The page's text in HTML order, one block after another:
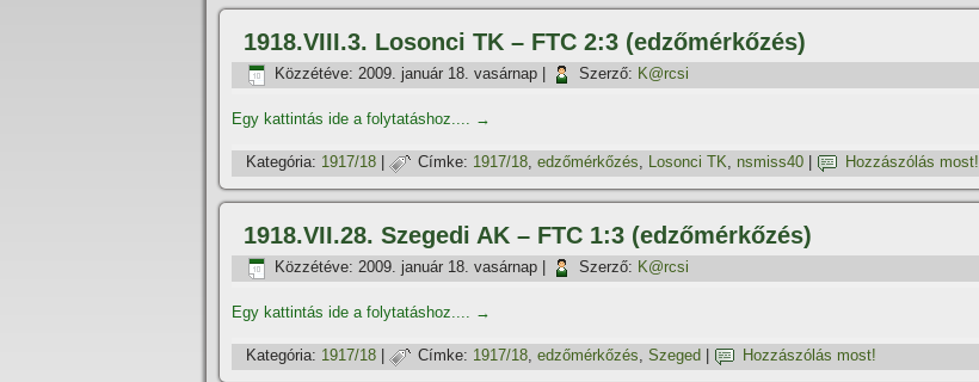
1918.VIII.3. Losonci TK – FTC 2:3 (edzőmérkőzés)
Közzétéve: 2009. január 18. vasárnap Szerző: K@rcsi
Egy kattintás ide a folytatáshoz.... →
Kategória: 1917/18 Címke: 1917/18, edzőmérkőzés, Losonci TK, nsmiss40 Hozzászólás most!
1918.VII.28. Szegedi AK – FTC 1:3 (edzőmérkőzés)
Közzétéve: 2009. január 18. vasárnap Szerző: K@rcsi
Egy kattintás ide a folytatáshoz.... →
Kategória: 1917/18 Címke: 1917/18, edzőmérkőzés, Szeged Hozzászólás most!